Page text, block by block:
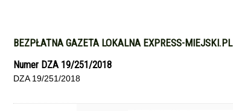
BEZPŁATNA GAZETA LOKALNA EXPRESS-MIEJSKI.PL
Numer DZA 19/251/2018
DZA 19/251/2018